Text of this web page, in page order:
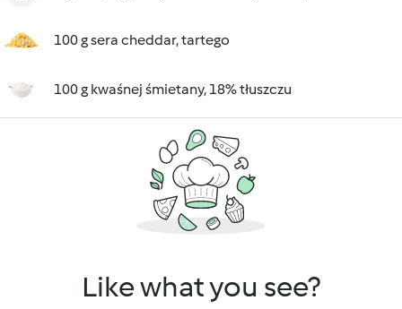
100 g sera cheddar, tartego
100 g kwaśnej śmietany, 18% tłuszczu
Like what you see?